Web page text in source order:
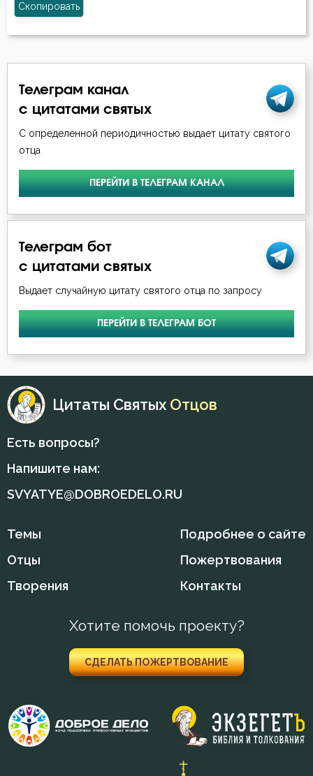
Скопировать
Телеграм канал
с цитатами святых
С определенной периодичностью выдает цитату святого
отца
ПЕРЕЙТИ В ТЕЛЕГРАМ КАНАЛ
Телеграм бот
с цитатами святых
Выдает случайную цитату святого отца по запросу
ПЕРЕЙТИ В ТЕЛЕГРАМ БОТ
Цитаты Святых Отцов
Есть вопросы?
Напишите нам:
SVYATYE@DOBROEDELO.RU
Темы
Отцы
Творения
Подробнее о сайте
Пожертвования
Контакты
Хотите помочь проекту?
СДЕЛАТЬ ПОЖЕРТВОВАНИЕ